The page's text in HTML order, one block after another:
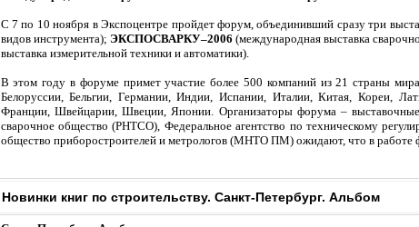
С 7 по 10 ноября в Экспоцентре пройдет форум, объединивший сразу три
видов инструмента); ЭКСПОСВАРКУ–2006 (международная выставка
выставка измерительной техники и автоматики).
В этом году в форуме примет участие более 500 компаний из 21 страны
Белоруссии, Бельгии, Германии, Индии, Испании, Италии, Китая, Кореи,
Франции, Швейцарии, Швеции, Японии. Организаторы форума – выставочные
сварочное общество (РНТСО), Федеральное агентство по техническому
общество приборостроителей и метрологов (МНТО ПМ) ожидают, что в работе
Новинки книг по строительству. Санкт-Петербург. Альбом